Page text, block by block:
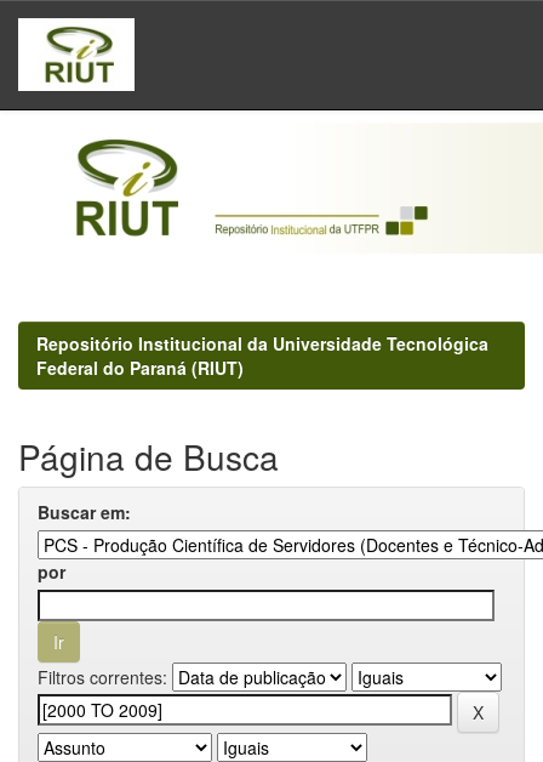
Skip
navigation
Repositório Institucional da Universidade Tecnológica
Federal do Paraná (RIUT)
Página de Busca
Buscar em:
por
Filtros correntes: